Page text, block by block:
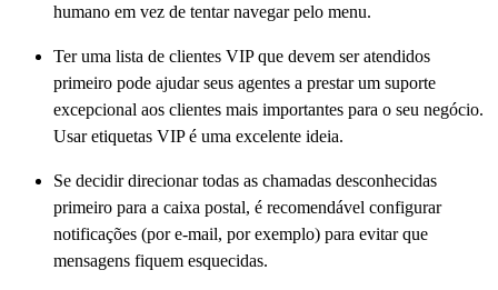
humano em vez de tentar navegar pelo menu.
Ter uma lista de clientes VIP que devem ser atendidos
primeiro pode ajudar seus agentes a prestar um suporte
excepcional aos clientes mais importantes para o seu negócio.
Usar etiquetas VIP é uma excelente ideia.
Se decidir direcionar todas as chamadas desconhecidas
primeiro para a caixa postal, é recomendável configurar
notificações (por e-mail, por exemplo) para evitar que
mensagens fiquem esquecidas.